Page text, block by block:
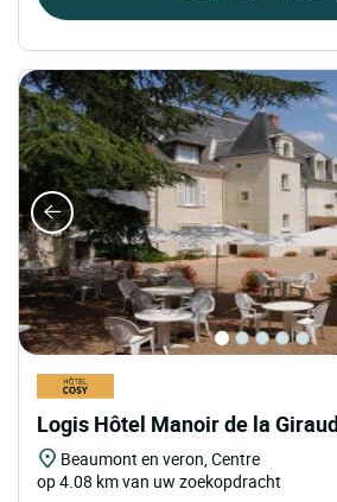
Logis Hôtel Manoir de la
Beaumont en veron, Centre
op 4.08 km van uw zoekopdracht